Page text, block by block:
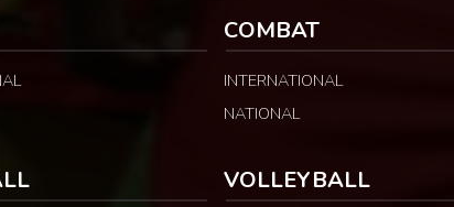
COMBAT
INTERNATIONAL
NATIONAL
VOLLEYBALL